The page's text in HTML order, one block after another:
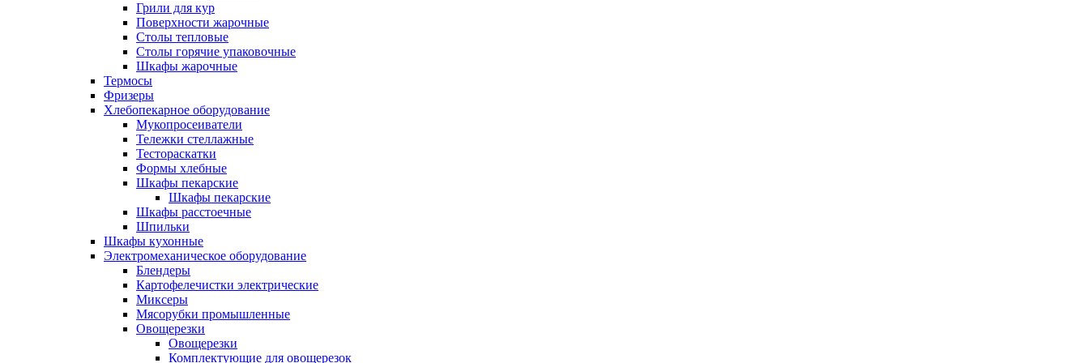
Грили для кур
Поверхности жарочные
Столы тепловые
Столы горячие упаковочные
Шкафы жарочные
Термосы
Фризеры
Хлебопекарное оборудование
Мукопросеиватели
Тележки стеллажные
Тестораскатки
Формы хлебные
Шкафы пекарские
Шкафы пекарские
Шкафы расстоечные
Шпильки
Шкафы кухонные
Электромеханическое оборудование
Блендеры
Картофелечистки электрические
Миксеры
Мясорубки промышленные
Овощерезки
Овощерезки
Комплектующие для овощерезок